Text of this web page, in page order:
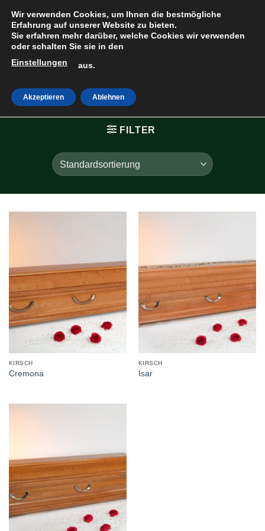
Inhalt
springen
HOME
TRUHEN »
FILTER
KIRSCH
Cremona
KIRSCH
Isar
Wir verwenden Cookies, um Ihnen die bestmögliche
Erfahrung auf unserer Website zu bieten.
Sie erfahren mehr darüber, welche Cookies wir verwenden
oder schalten Sie sie in den
Einstellungen
aus.
Akzeptieren Ablehnen